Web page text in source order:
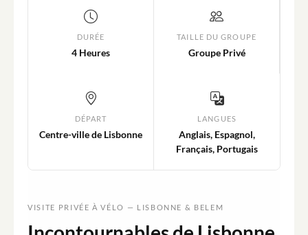
DURÉE
4 Heures
TAILLE DU GROUPE
Groupe Privé
DÉPART
Centre-ville de Lisbonne
LANGUES
Anglais, Espagnol,
Français, Portugais
VISITE PRIVÉE À VÉLO — LISBONNE & BELEM